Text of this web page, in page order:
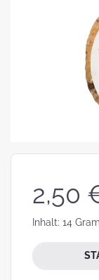
2,50
Inhalt: 14